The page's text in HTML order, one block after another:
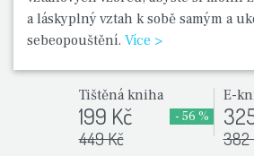
a láskyplný vztah k sobě samým a
sebeopouštění. Více >
Tištěná kniha
199 Kč
449 Kč
- 56 %
E-
382